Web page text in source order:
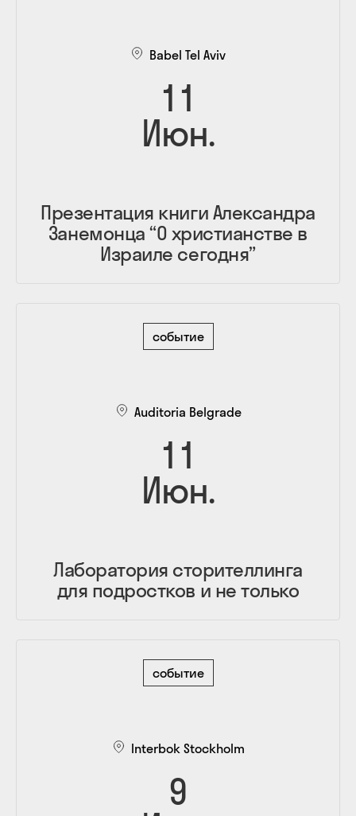
Babel Tel Aviv
11
Июн.
Презентация книги Александра
Занемонца “О христианстве в
Израиле сегодня”
событие
Auditoria Belgrade
11
Июн.
Лаборатория сторителлинга
для подростков и не только
событие
Interbok Stockholm
9